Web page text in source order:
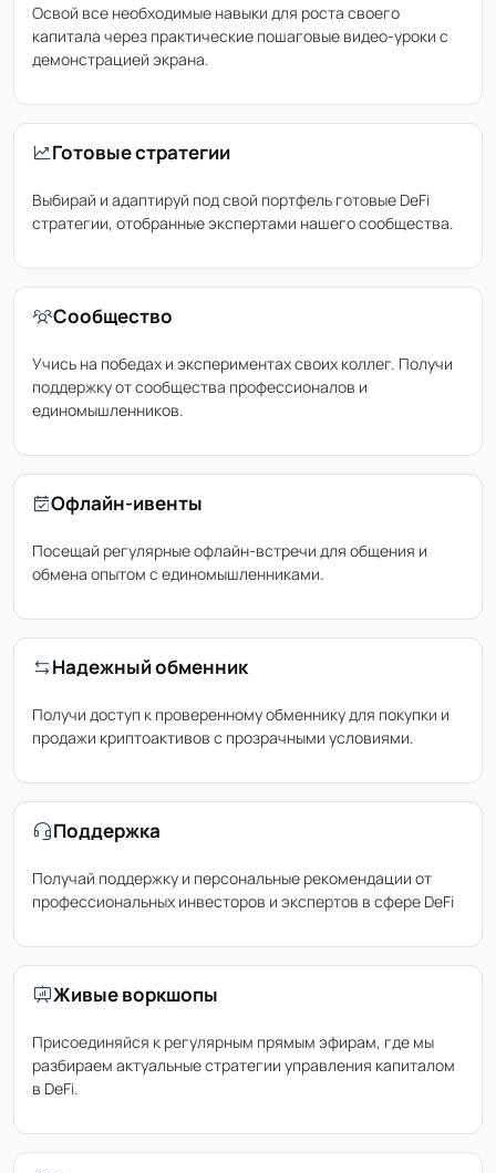
Освой все необходимые навыки для роста своего
капитала через практические пошаговые видео-уроки с
демонстрацией экрана.
Готовые стратегии
Выбирай и адаптируй под свой портфель готовые DeFi
стратегии, отобранные экспертами нашего сообщества.
Сообщество
Учись на победах и экспериментах своих коллег. Получи
поддержку от сообщества профессионалов и
единомышленников.
Офлайн-ивенты
Посещай регулярные офлайн-встречи для общения и
обмена опытом с единомышленниками.
Надежный обменник
Получи доступ к проверенному обменнику для покупки и
продажи криптоактивов с прозрачными условиями.
Поддержка
Получай поддержку и персональные рекомендации от
профессиональных инвесторов и экспертов в сфере DeFi
Живые воркшопы
Присоединяйся к регулярным прямым эфирам, где мы
разбираем актуальные стратегии управления капиталом
в DeFi.